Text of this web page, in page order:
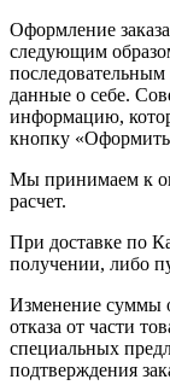
Оформление
следующим
последовательным
данные о себе.
информацию,
кнопку «Оформить
Мы принимаем к
расчет.
При доставке по
получении, либо
Изменение суммы
отказа от части
специальных
подтверждения